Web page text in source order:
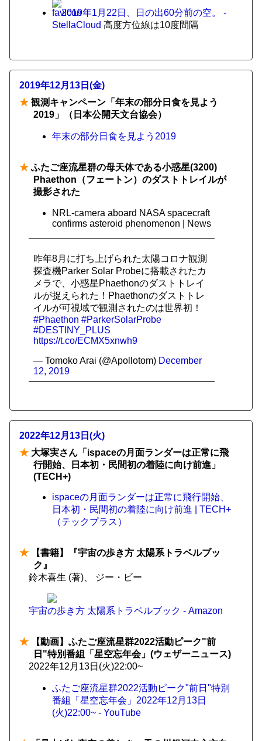
2019年1月22日、日の出60分前の空。 -
StellaCloud 高度方位線は10度間隔
2019年12月13日(金)
★ 観測キャンペーン「年末の部分日食を見よう
2019」（日本公開天文台協会）
年末の部分日食を見よう2019
★ ふたご座流星群の母天体である小惑星(3200)
Phaethon（フェートン）のダストトレイルが
撮影された
NRL-camera aboard NASA spacecraft
confirms asteroid phenomenon | News
昨年8月に打ち上げられた太陽コロナ観測
探査機Parker Solar Probeに搭載されたカ
メラで、小惑星Phaethonのダストトレイ
ルが捉えられた！Phaethonのダストトレ
イルが可視域で観測されたのは世界初！
#Phaethon #ParkerSolarProbe
#DESTINY_PLUS
https://t.co/ECMX5xnwh9
— Tomoko Arai (@Apollotom) December
12, 2019
2022年12月13日(火)
★ 大塚実さん「ispaceの月面ランダーは正常に飛
行開始、日本初・民間初の着陸に向け前進」
(TECH+)
ispaceの月面ランダーは正常に飛行開始、
日本初・民間初の着陸に向け前進 | TECH+
（テックプラス）
★ 【書籍】『宇宙の歩き方 太陽系トラベルブッ
ク』
鈴木喜生 (著)、 ジー・ビー
宇宙の歩き方 太陽系トラベルブック - Amazon
★ 【動画】ふたご座流星群2022活動ピーク"前
日"特別番組「星空忘年会」(ウェザーニュース)
2022年12月13日(火)22:00~
ふたご座流星群2022活動ピーク"前日"特別
番組「星空忘年会」2022年12月13日
(火)22:00~ - YouTube